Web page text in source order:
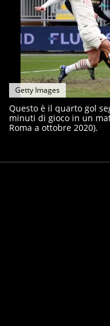
Getty Images
Questo è il quarto gol
minuti di gioco in un
Roma a ottobre 2020).